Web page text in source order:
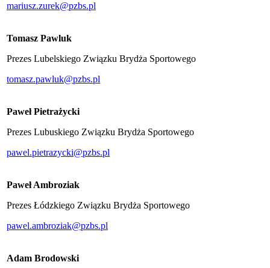
mariusz.zurek@pzbs.pl
Tomasz Pawluk
Prezes Lubelskiego Związku Brydża Sportowego
tomasz.pawluk@pzbs.pl
Paweł Pietrażycki
Prezes Lubuskiego Związku Brydża Sportowego
pawel.pietrazycki@pzbs.pl
Paweł Ambroziak
Prezes Łódzkiego Związku Brydża Sportowego
pawel.ambroziak@pzbs.pl
Adam Brodowski